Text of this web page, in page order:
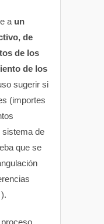
a un
de
de los
de los
sugerir si
(importes
sistema de
que se